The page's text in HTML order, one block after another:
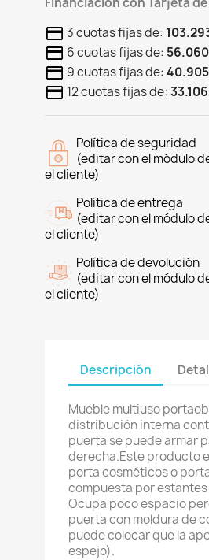
3 cuotas fijas de:
6 cuotas fijas de:
9 cuotas fijas de:
12 cuotas fijas de:
Política de seguridad
(editar con el módulo
el cliente)
Política de entrega
(editar con el módulo
el cliente)
Política de devolución
(editar con el módulo
el cliente)
Descripción
Mueble multiuso
distribución interna
puerta se puede armar
derecha.Este producto
porta cosméticos o
compuesta por
Ocupa poco espacio
puerta con moldura de
puede colocar que la
espejo).